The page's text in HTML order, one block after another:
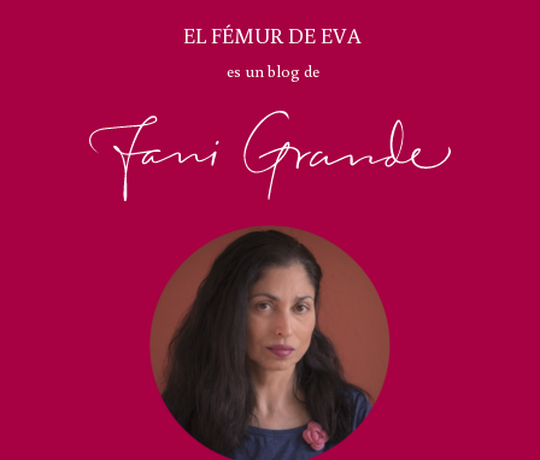
EL FÉMUR DE EVA
es un blog de